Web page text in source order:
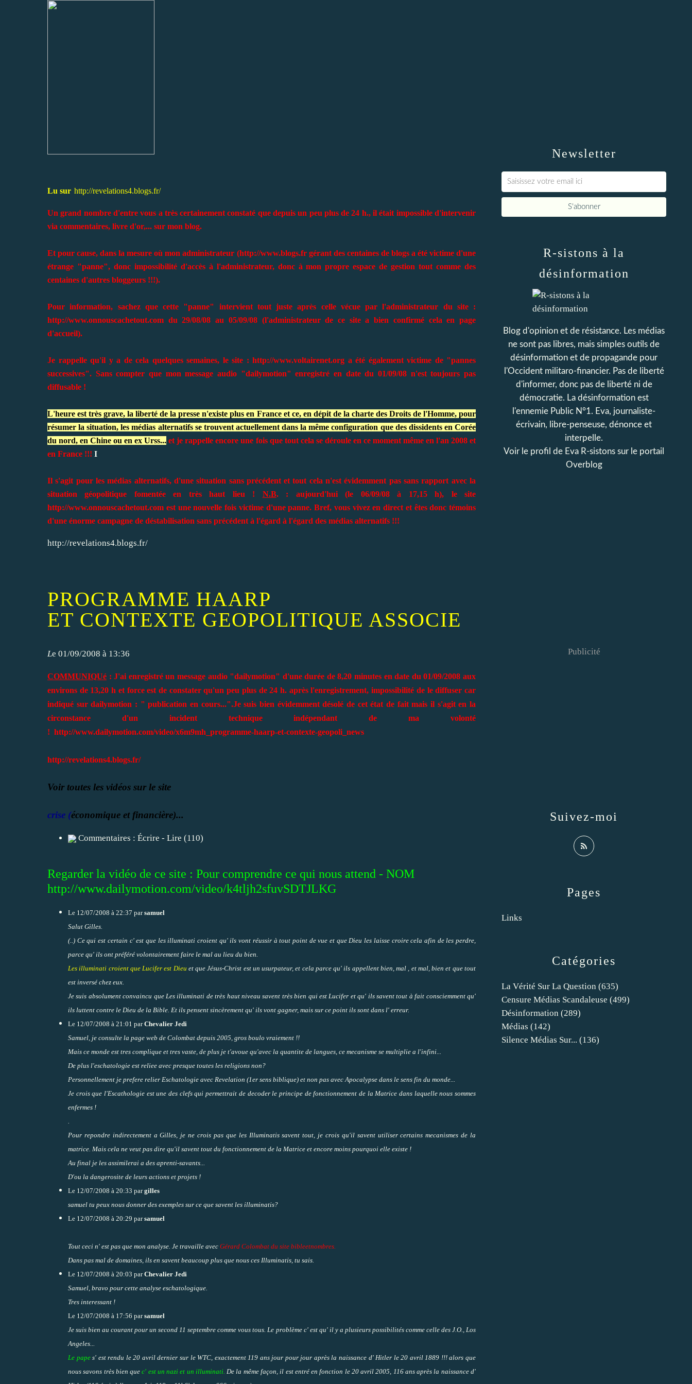
Lu sur http://revelations4.blogs.fr/
Un grand nombre d'entre vous a très certainement constaté que depuis un peu plus de 24 h., il était impossible d'intervenir
via commentaires, livre d'or,... sur mon blog.
Et pour cause, dans la mesure où mon administrateur (http://www.blogs.fr gérant des centaines de blogs a été victime d'une
étrange "panne", donc impossibilité d'accès à l'administrateur, donc à mon propre espace de gestion tout comme des
centaines d'autres bloggeurs !!!).
Pour information, sachez que cette "panne" intervient tout juste après celle vécue par l'administrateur du site :
http://www.onnouscachetout.com du 29/08/08 au 05/09/08 (l'administrateur de ce site a bien confirmé cela en page
d'accueil).
Je rappelle qu'il y a de cela quelques semaines, le site : http://www.voltairenet.org a été également victime de "pannes
successives". Sans compter que mon message audio "dailymotion" enregistré en date du 01/09/08 n'est toujours pas
diffusable !
L'heure est très grave, la liberté de la presse n'existe plus en France et ce, en dépit de la charte des Droits de l'Homme, pour
résumer la situation, les médias alternatifs se trouvent actuellement dans la même configuration que des dissidents en Corée
du nord, en Chine ou en ex Urss... et je rappelle encore une fois que tout cela se déroule en ce moment même en l'an 2008 et
en France !!! I
Il s'agit pour les médias alternatifs, d'une situation sans précédent et tout cela n'est évidemment pas sans rapport avec la
situation géopolitique fomentée en très haut lieu ! N.B. : aujourd'hui (le 06/09/08 à 17,15 h), le site
http://www.onnouscachetout.com est une nouvelle fois victime d'une panne. Bref, vous vivez en direct et êtes donc témoins
d'une énorme campagne de déstabilisation sans précédent à l'égard à l'égard des médias alternatifs !!!
http://revelations4.blogs.fr/
PROGRAMME HAARP
ET CONTEXTE GEOPOLITIQUE ASSOCIE
Le 01/09/2008 à 13:36
COMMUNIQUé :J'ai enregistré un message audio "dailymotion" d'une durée de 8,20 minutes en date du 01/09/2008 aux
environs de 13,20 h et force est de constater qu'un peu plus de 24 h. après l'enregistrement, impossibilité de le diffuser car
indiqué sur dailymotion : " publication en cours...".Je suis bien évidemment désolé de cet état de fait mais il s'agit en la
circonstance d'un incident technique indépendant de ma volonté
! http://www.dailymotion.com/video/x6m9mh_programme-haarp-et-contexte-geopoli_news
http://revelations4.blogs.fr/
Voir toutes les vidéos sur le site
crise (économique et financière)...
Commentaires : Écrire - Lire (110)
Regarder la vidéo de ce site : Pour comprendre ce qui nous attend - NOM
http://www.dailymotion.com/video/k4tljh2sfuvSDTJLKG
Le 12/07/2008 à 22:37 parsamuel
Salut Gilles.
(..) Ce qui est certain c' est que les illuminati croient qu' ils vont réussir à tout point de vue et que Dieu les laisse croire cela afin de les perdre,
parce qu' ils ont préféré volontairement faire le mal au lieu du bien.
Les illuminati croient que Lucifer est Dieu et que Jésus-Christ est un usurpateur, et cela parce qu' ils appellent bien, mal , et mal, bien et que tout
est inversé chez eux.
Je suis absolument convaincu que Les illuminati de très haut niveau savent très bien qui est Lucifer et qu' ils savent tout à fait consciemment qu'
ils luttent contre le Dieu de la Bible. Et ils pensent sincèrement qu' ils vont gagner, mais sur ce point ils sont dans l' erreur.
Le 12/07/2008 à 21:01 parChevalier Jedi
Samuel, je consulte la page web de Colombat depuis 2005, gros boulo vraiement !!
Mais ce monde est tres complique et tres vaste, de plus je t'avoue qu'avec la quantite de langues, ce mecanisme se multiplie a l'infini...
De plus l'eschatologie est reliee avec presque toutes les religions non?
Personnellement je prefere relier Eschatologie avec Revelation (1er sens biblique) et non pas avec Apocalypse dans le sens fin du monde...
Je crois que l'Escathologie est une des clefs qui permettrait de decoder le principe de fonctionnement de la Matrice dans laquelle nous sommes
enfermes !
.
Pour repondre indirectement a Gilles, je ne crois pas que les Illuminatis savent tout, je crois qu'il savent utiliser certains mecanismes de la
matrice. Mais cela ne veut pas dire qu'il savent tout du fonctionnement de la Matrice et encore moins pourquoi elle existe !
Au final je les assimilerai a des aprenti-savants...
D'ou la dangerosite de leurs actions et projets !
Le 12/07/2008 à 20:33 pargilles
samuel tu peux nous donner des exemples sur ce que savent les illuminatis?
Le 12/07/2008 à 20:29 parsamuel
Tout ceci n' est pas que mon analyse. Je travaille avec Gérard Colombat du site bibleetnombres.
Dans pas mal de domaines, ils en savent beaucoup plus que nous ces Illuminatis, tu sais.
Le 12/07/2008 à 20:03 parChevalier Jedi
Samuel, bravo pour cette analyse eschatologique.
Tres interessant !
Le 12/07/2008 à 17:56 parsamuel
Je suis bien au courant pour un second 11 septembre comme vous tous. Le problème c' est qu' il y a plusieurs possibilités comme celle des J.O., Los
Angeles...
Le papes' est rendu le 20 avril dernier sur le WTC, exactement 119 ans jour pour jour après la naissance d' Hitler le 20 avril 1889 !!! alors que
nous savons très bien quec' est un nazi et un illuminati. De la même façon, il est entré en fonction le 20 avril 2005, 116 ans après la naissance d'
Newsletter
Catégories
La Vérité Sur La Question (635)
Censure Médias Scandaleuse (499)
Désinformation (289)
Médias (142)
Silence Médias Sur... (136)
Pages
Links
R-sistons à la
désinformation
Blog d'opinion et de résistance. Les médias
ne sont pas libres, mais simples outils de
désinformation et de propagande pour
l'Occident militaro-financier. Pas de liberté
d'informer, donc pas de liberté ni de
démocratie. La désinformation est
l'ennemie Public N°1. Eva, journaliste-
écrivain, libre-penseuse, dénonce et
interpelle.
Voir le profil de Eva R-sistons sur le portail
Overblog
Suivez-moi
Publicité